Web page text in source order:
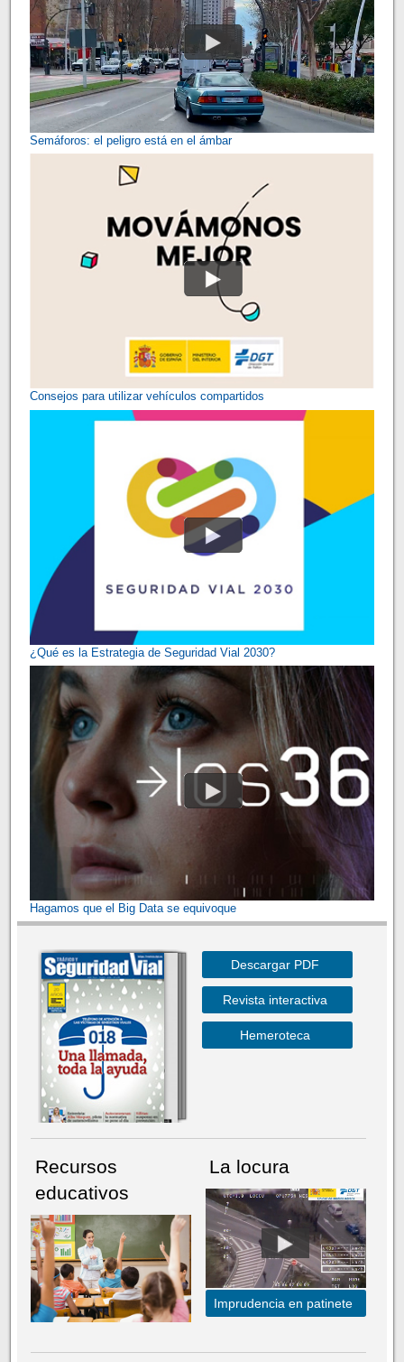
Semáforos: el peligro está en el ámbar
Consejos para utilizar vehículos compartidos
¿Qué es la Estrategia de Seguridad Vial 2030?
Hagamos que el Big Data se equivoque
Descargar PDF
Revista interactiva
Hemeroteca
Recursos
educativos
La locura
Imprudencia en patinete